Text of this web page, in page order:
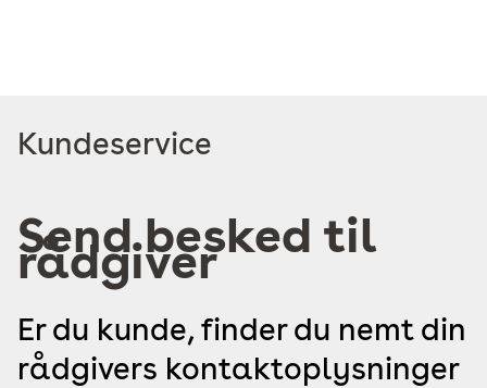
Read
Kundeservice
Send besked til
rådgiver
Er du kunde, finder du nemt din
rådgivers kontaktoplysninger